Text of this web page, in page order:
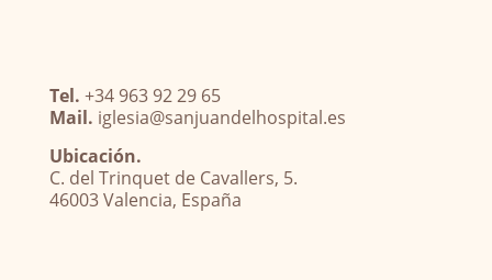
Tel. +34 963 92 29 65
Mail. iglesia@sanjuandelhospital.es
Ubicación.
C. del Trinquet de Cavallers, 5.
46003 Valencia, España